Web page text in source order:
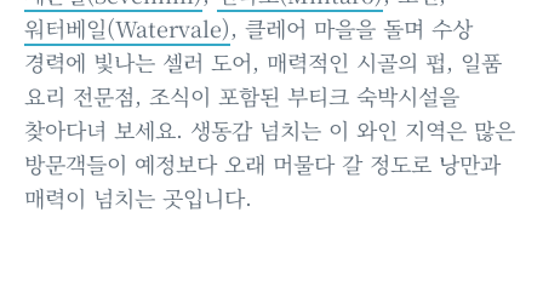
워터베일(Watervale), 클레어 마을을 돌며 수상
경력에 빛나는 셀러 도어, 매력적인 시골의 펍, 일품
요리 전문점, 조식이 포함된 부티크 숙박시설을
찾아다녀 보세요. 생동감 넘치는 이 와인 지역은 많은
방문객들이 예정보다 오래 머물다 갈 정도로 낭만과
매력이 넘치는 곳입니다.